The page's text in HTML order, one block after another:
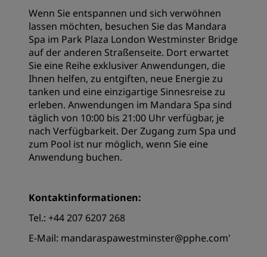
Wenn Sie entspannen und sich verwöhnen
lassen möchten, besuchen Sie das Mandara
Spa im Park Plaza London Westminster Bridge
auf der anderen Straßenseite. Dort erwartet
Sie eine Reihe exklusiver Anwendungen, die
Ihnen helfen, zu entgiften, neue Energie zu
tanken und eine einzigartige Sinnesreise zu
erleben. Anwendungen im Mandara Spa sind
täglich von 10:00 bis 21:00 Uhr verfügbar, je
nach Verfügbarkeit. Der Zugang zum Spa und
zum Pool ist nur möglich, wenn Sie eine
Anwendung buchen.
Kontaktinformationen:
Tel.: +44 207 6207 268
E-Mail: mandaraspawestminster@pphe.com'